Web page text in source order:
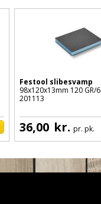
Festool slibesvamp
98x120x13mm 120 GR/6
201113
36,00 kr. pr. pk.